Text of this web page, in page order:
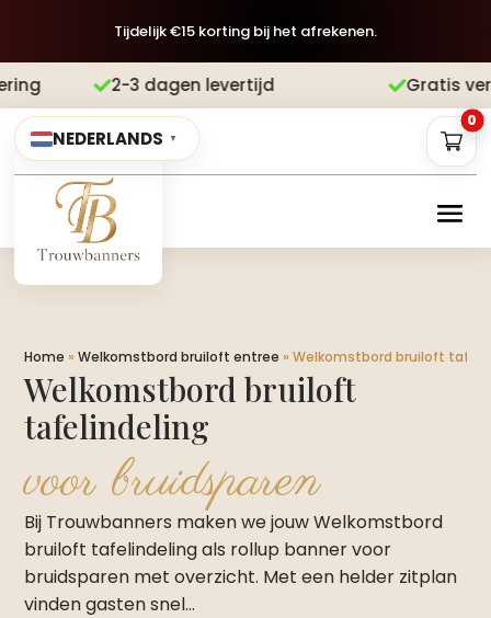
Tijdelijk €15 korting bij het afrekenen.
levertijd Gratis verzending 
NEDERLANDS ▼
0
Home »Welkomstbord bruiloft entree »Welkomstbord bruiloft
Welkomstbord bruiloft
tafelindeling
voor bruidsparen
Bij Trouwbanners maken we jouw Welkomstbord
bruiloft tafelindeling als rollup banner voor
bruidsparen met overzicht. Met een helder zitplan
vinden gasten snel…